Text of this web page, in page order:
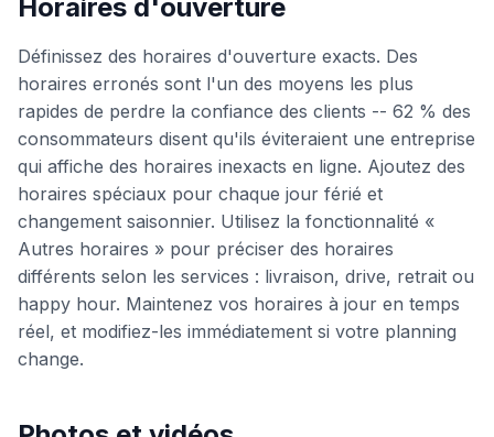
Horaires d'ouverture
Définissez des horaires d'ouverture exacts. Des
horaires erronés sont l'un des moyens les plus
rapides de perdre la confiance des clients -- 62 % des
consommateurs disent qu'ils éviteraient une entreprise
qui affiche des horaires inexacts en ligne. Ajoutez des
horaires spéciaux pour chaque jour férié et
changement saisonnier. Utilisez la fonctionnalité «
Autres horaires » pour préciser des horaires
différents selon les services : livraison, drive, retrait ou
happy hour. Maintenez vos horaires à jour en temps
réel, et modifiez-les immédiatement si votre planning
change.